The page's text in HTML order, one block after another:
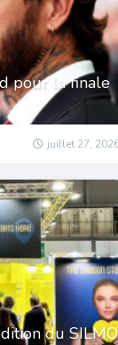
pour la finale
juillet 27,
du SILMO